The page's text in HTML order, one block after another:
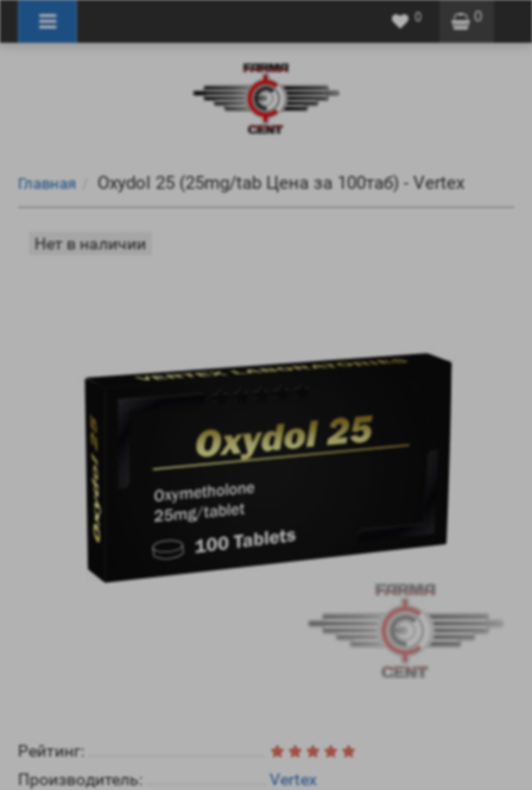
0
0
Главная Oxydol 25 (25mg/tab Цена за 100таб) - Vertex
Нет в наличии
Рейтинг:
Производитель:
Vertex